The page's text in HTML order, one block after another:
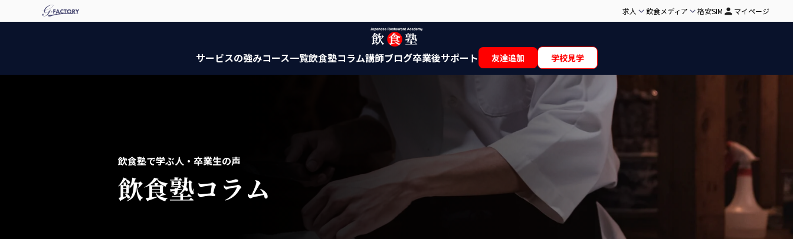
求人 飲食メディア 格安SIM マイページ
サービスの強みコース一覧飲食塾コラム講師ブログ卒業後サポート 友達追加 学校見学
飲食塾で学ぶ人・卒業生の声
飲食塾コラム